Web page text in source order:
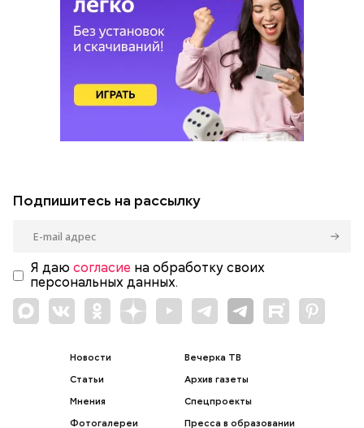
Подпишитесь на рассылку
Я даю согласие на обработку своих
персональных данных.
Новости
Статьи
Мнения
Фотогалереи
Вечерка ТВ
Архив газеты
Спецпроекты
Пресса в образовании